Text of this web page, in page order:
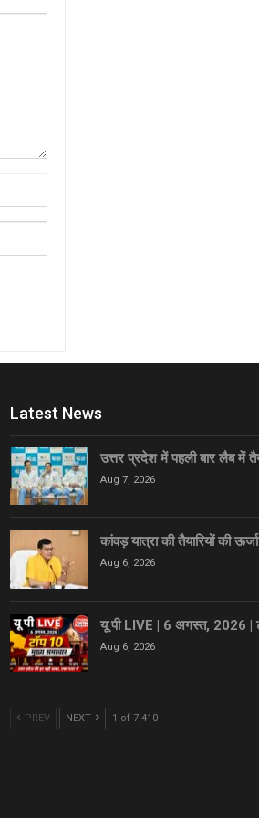
Latest News
उत्तर प्रदेश में पहली बार लैब में
Aug 7, 2026
कांवड़ यात्रा की तैयारियों की
Aug 6, 2026
यू पी LIVE | 6 अगस्त, 2026 |
Aug 6, 2026
PREV NEXT 1 of 7,410